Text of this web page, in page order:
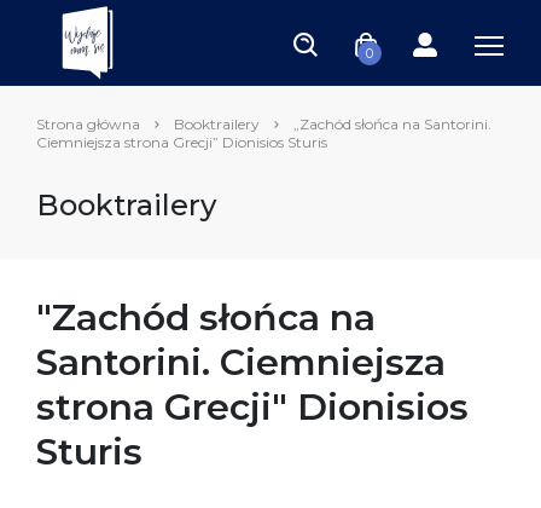
0
Strona główna Booktrailery
„Zachód słońca na Santorini.
Ciemniejsza strona Grecji” Dionisios Sturis
Booktrailery
"Zachód słońca na
Santorini. Ciemniejsza
strona Grecji" Dionisios
Sturis